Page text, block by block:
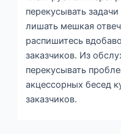
перекусывать
лишать мешкая
распишитесь
заказчиков. Из
перекусывать
акцессорных бесед
заказчиков.